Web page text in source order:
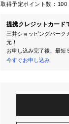
取得予定ポイント数： 100
提携クレジットカード
三井ショッピングパーク
元！
お申し込み完了後、最短
今すぐお申し込み